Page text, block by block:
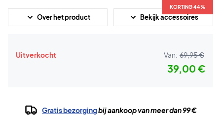
KORTING 44%
Over het product Bekijk accessoires
Uitverkocht Van: 69,95 €
39,00 €
Gratis bezorgingbij aankoop van meer dan 99 €